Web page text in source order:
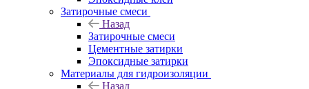
Затирочные смеси
Назад
Затирочные смеси
Цементные затирки
Эпоксидные затирки
Материалы для гидроизоляции
Назад